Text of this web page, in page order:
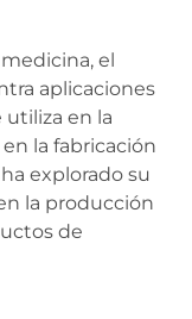
el
aplicaciones
utiliza en la
la fabricación
explorado su
la producción
de